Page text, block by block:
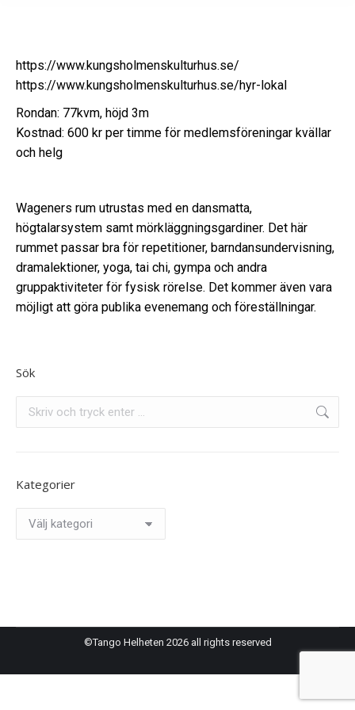
https://www.kungsholmenskulturhus.se/
https://www.kungsholmenskulturhus.se/hyr-lokal
Rondan: 77kvm, höjd 3m
Kostnad: 600 kr per timme för medlemsföreningar kvällar
och helg
Wageners rum utrustas med en dansmatta,
högtalarsystem samt mörkläggningsgardiner. Det här
rummet passar bra för repetitioner, barndansundervisning,
dramalektioner, yoga, tai chi, gympa och andra
gruppaktiviteter för fysisk rörelse. Det kommer även vara
möjligt att göra publika evenemang och föreställningar.
Sök
Kategorier
©Tango Helheten 2026 all rights reserved